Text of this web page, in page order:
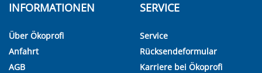
INFORMATIONEN
Über Ökoprofi
Anfahrt
AGB
SERVICE
Service
Rücksendeformular
Karriere bei Ökoprofi